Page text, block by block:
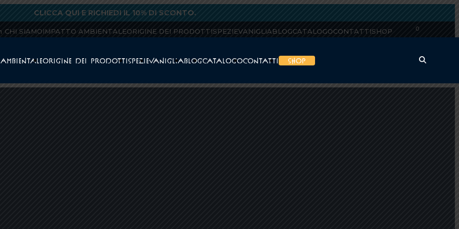
CLICCA QUI E RICHIEDI IL 10% DI SCONTO.
CHI SIAMOIMPATTO AMBIENTALEORIGINE DEI PRODOTTISPEZIEVANIGLIABLOGCATALOGOCONTATTISHOP 0
ORIGINE DEI PRODOTTISPEZIEVANIGLIABLOGCATALOGOCONTATTI SHOP